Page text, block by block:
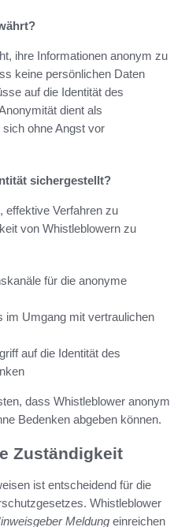
ihre Informationen anonym zu
keine persönlichen Daten
auf die Identität des
dient als
ohne Angst vor
sichergestellt?
effektive Verfahren zu
von Whistleblowern zu
für die anonyme
im Umgang mit vertraulichen
auf die Identität des
dass Whistleblower anonym
Bedenken abgeben können.
Zuständigkeit
ist entscheidend für die
Whistleblower
Meldung einreichen